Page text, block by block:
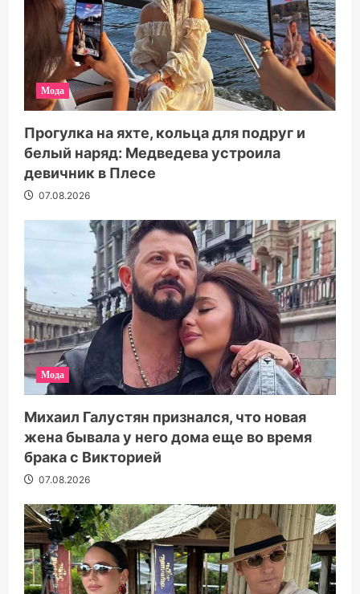
Мода
Прогулка на яхте, кольца для подруг и
белый наряд: Медведева устроила
девичник в Плесе
07.08.2026
Мода
Михаил Галустян признался, что новая
жена бывала у него дома еще во время
брака с Викторией
07.08.2026